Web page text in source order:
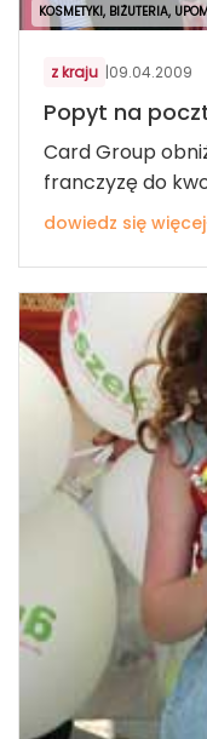
KOSMETYKI, BIŻUTERIA,
z kraju |09.04.2009
Popyt na
Card Group
franczyzę do
dowiedz się więcej